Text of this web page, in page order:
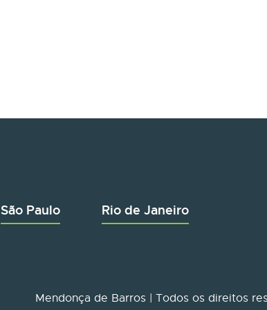
São Paulo Rio de Janeiro
Mendonça de Barros | Todos os direitos